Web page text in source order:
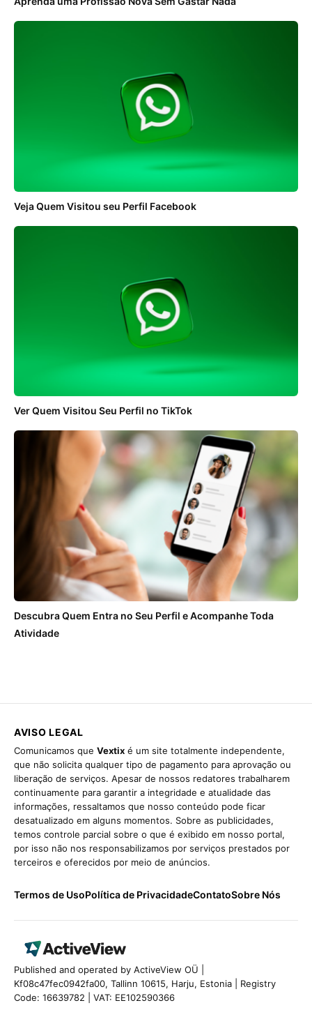
Veja Quem Visitou seu Perfil Facebook
Ver Quem Visitou Seu Perfil no TikTok
Descubra Quem Entra no Seu Perfil e Acompanhe Toda
Atividade
AVISO LEGAL
Comunicamos que Vextix é um site totalmente independente,
que não solicita qualquer tipo de pagamento para aprovação ou
liberação de serviços. Apesar de nossos redatores trabalharem
continuamente para garantir a integridade e atualidade das
informações, ressaltamos que nosso conteúdo pode ficar
desatualizado em alguns momentos. Sobre as publicidades,
temos controle parcial sobre o que é exibido em nosso portal,
por isso não nos responsabilizamos por serviços prestados por
terceiros e oferecidos por meio de anúncios.
Termos de UsoPolítica de PrivacidadeContatoSobre Nós
Published and operated by ActiveView OÜ |
Kf08c47fec0942fa00, Tallinn 10615, Harju, Estonia | Registry
Code: 16639782 | VAT: EE102590366